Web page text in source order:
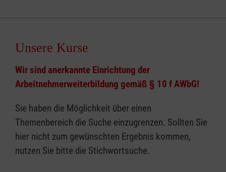
Unsere Kurse
Wir sind anerkannte Einrichtung der
Arbeitnehmerweiterbildung gemäß § 10 f AWbG!
Sie haben die Möglichkeit über einen
Themenbereich die Suche einzugrenzen. Sollten Sie
hier nicht zum gewünschten Ergebnis kommen,
nutzen Sie bitte die Stichwortsuche.